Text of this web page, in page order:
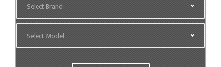
Select Brand
Select Model